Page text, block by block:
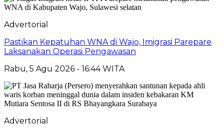
Advertorial
Pastikan Kepatuhan WNA di Wajo, Imigrasi Parepare
Laksanakan Operasi Pengawasan
Rabu, 5 Agu 2026 - 16:44 WITA
Advertorial